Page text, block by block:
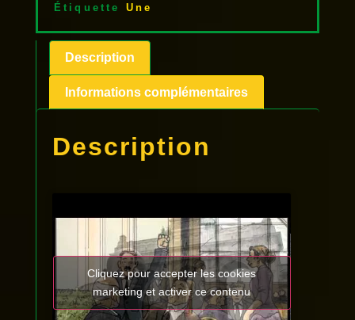
Étiquette
Une
Description
Informations complémentaires
Description
Cliquez pour accepter les cookies
marketing et activer ce contenu